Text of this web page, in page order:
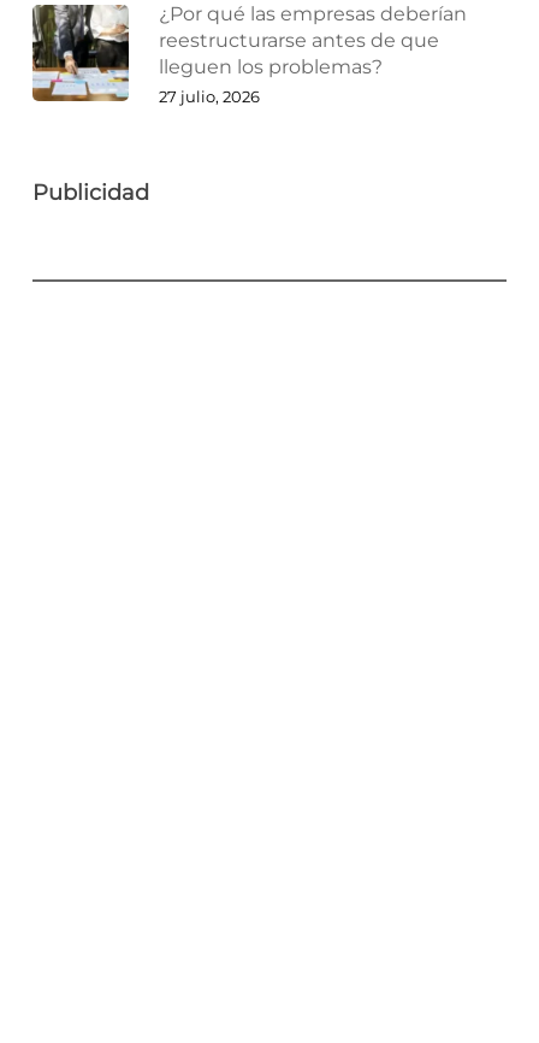
¿Por qué las empresas deberían
reestructurarse antes de que
lleguen los problemas?
27 julio, 2026
Publicidad